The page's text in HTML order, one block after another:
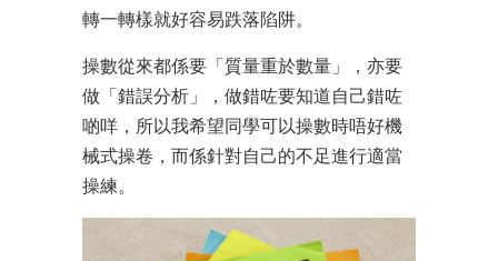
轉一轉樣就好容易跌落陷阱。
操數從來都係要「質量重於數量」，亦要
做「錯誤分析」，做錯咗要知道自己錯咗
啲咩，所以我希望同學可以操數時唔好機
械式操卷，而係針對自己的不足進行適當
操練。